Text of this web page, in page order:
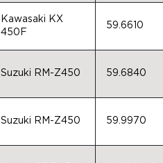
Kawasaki KX
450F
59.6610
Suzuki RM-Z450 59.6840
Suzuki RM-Z450 59.9970